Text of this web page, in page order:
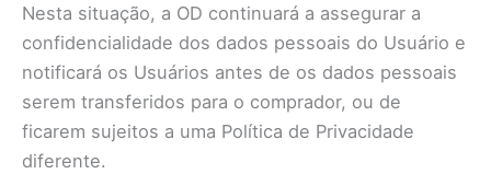
Nesta situação, a OD continuará a assegurar a
confidencialidade dos dados pessoais do Usuário e
notificará os Usuários antes de os dados pessoais
serem transferidos para o comprador, ou de
ficarem sujeitos a uma Política de Privacidade
diferente.